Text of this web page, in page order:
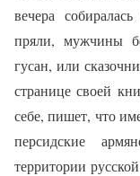
вечера
пряли, мужчины
гусан, или
странице своей
себе, пишет, что
персидские
территории